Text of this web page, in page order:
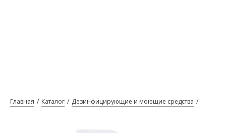
Главная Каталог Дезинфицирующие и моющие средства